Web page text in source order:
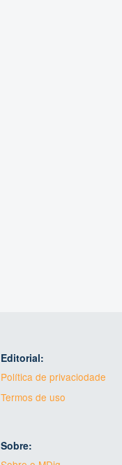
Editorial:
Política de privaciodade
Termos de uso
Sobre: